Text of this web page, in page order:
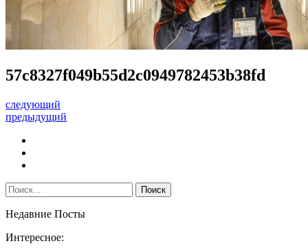
57c8327f049b55d2c0949782453b38fd
следующий
предыдущий
Недавние Посты
Интересное: